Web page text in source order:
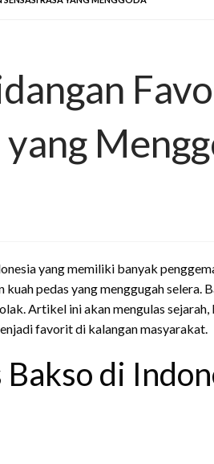
yang
yang memiliki banyak
pedas yang menggugah selera.
Artikel ini akan mengulas sejarah,
favorit di kalangan masyarakat.
di